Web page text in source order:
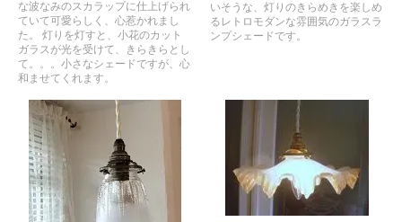
な波なみのスカラップに仕上げられ
ていて可愛らしく、心惹かれまし
た。 灯りを灯すと、小花のカット
ガラスが光を受けて、きらきらとし
て。。。小さなシェードですが、心
和ませてくれます。
いそうな、灯りのきらめきを楽しめ
るレトロモダンな雰囲気のガラスラ
ンプシェードです。